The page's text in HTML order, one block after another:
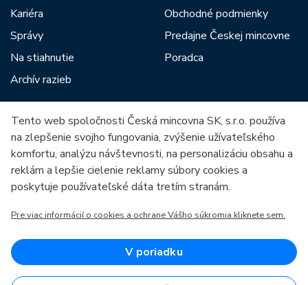
Kariéra
Správy
Na stiahnutie
Archív razieb
Obchodné podmienky
Predajne Českej mincovne
Poradca
Medzi našich partnerov patria:
Európska únia
OP Podnikanie a inovácie pre konkurencieschopnosť
Európsky fond pre regionálny rozvoj
Tento web spoločnosti Česká mincovna SK, s.r.o. používa
na zlepšenie svojho fungovania, zvýšenie užívateľského
komfortu, analýzu návštevnosti, na personalizáciu obsahu a
reklám a lepšie cielenie reklamy súbory cookies a
poskytuje používateľské dáta tretím stranám.
Pre viac informácií o cookies a ochrane Vášho súkromia kliknete sem.
V poriadku